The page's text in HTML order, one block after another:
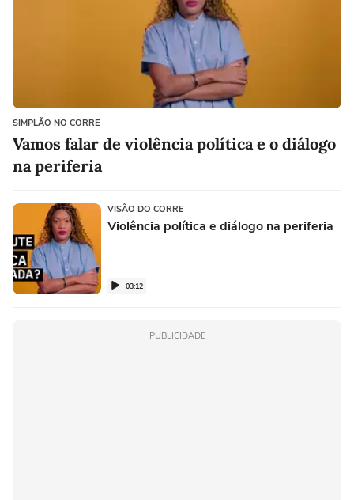
SIMPLÃO NO CORRE
Vamos falar de violência política e o diálogo
na periferia
VISÃO DO CORRE
Violência política e diálogo na periferia
03:12
PUBLICIDADE